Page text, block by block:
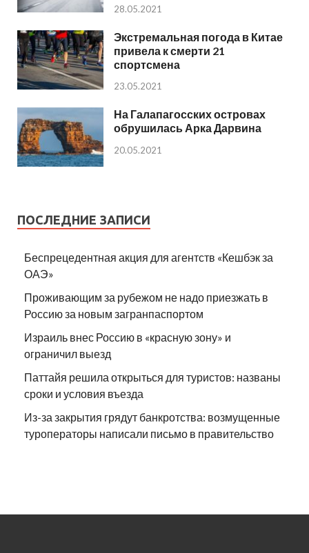
28.05.2021
Экстремальная погода в Китае
привела к смерти 21
спортсмена
23.05.2021
На Галапагосских островах
обрушилась Арка Дарвина
20.05.2021
ПОСЛЕДНИЕ ЗАПИСИ
Беспрецедентная акция для агентств «Кешбэк за
ОАЭ»
Проживающим за рубежом не надо приезжать в
Россию за новым загранпаспортом
Израиль внес Россию в «красную зону» и
ограничил выезд
Паттайя решила открыться для туристов: названы
сроки и условия въезда
Из-за закрытия грядут банкротства: возмущенные
туроператоры написали письмо в правительство